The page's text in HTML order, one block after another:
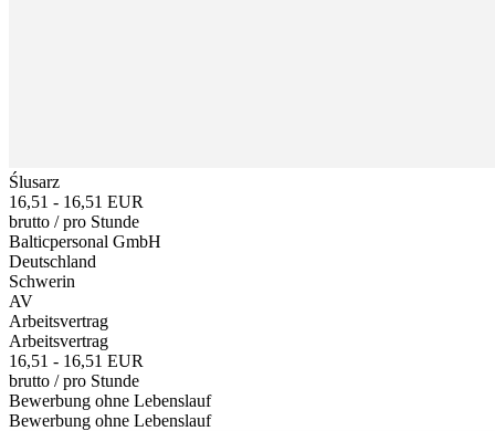
Ślusarz
16,51 - 16,51 EUR
brutto /pro Stunde
Balticpersonal GmbH
Deutschland
Schwerin
AV
Arbeitsvertrag
Arbeitsvertrag
16,51 - 16,51 EUR
brutto /pro Stunde
Bewerbung ohne Lebenslauf
Bewerbung ohne Lebenslauf